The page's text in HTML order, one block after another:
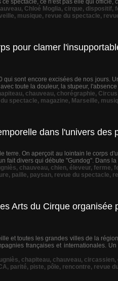
spectacle, ce n'est pas elle qui officie,
, Chloé Moglia, cirque, dispositif,
, musique, revue du spectacle,
pour clamer
sont encore excisées de nos jours.
toute la douleur, la stupeur,
, chauveau, chorégraphie,
spectacle, magazine, Marseille,
dans l'univers des
terre. On aperçoit au lointain le corps
fait divers qui débute "Gundog". Dans
, chauveau, chien, éleveur, ferme,
, paille, paysan, revue du spectacle,
Arts du Cirque
et toutes les grandes villes de la
françaises et internationales.
, chapiteau, chauveau, circassien,
, parité, piste, pôle, rencontre, revue